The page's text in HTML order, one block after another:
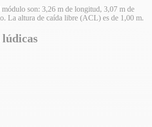
módulo son: 3,26 m de longitud, 3,07 m de
La altura de caída libre (ACL) es de 1,00 m.
lúdicas